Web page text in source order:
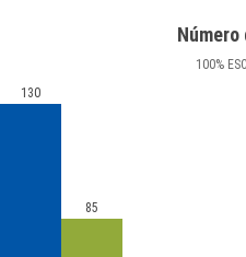
100%
130
85